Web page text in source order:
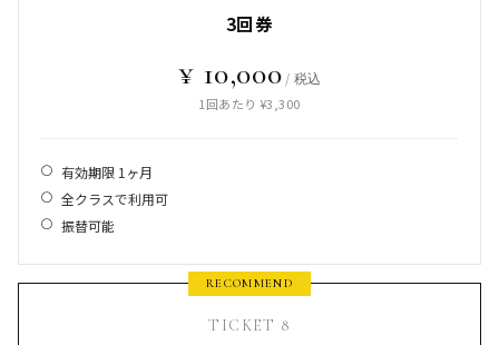
3回券
¥ 10,000 / 税込
1回あたり ¥3,300
有効期限 1ヶ月
全クラスで利用可
振替可能
TICKET 8